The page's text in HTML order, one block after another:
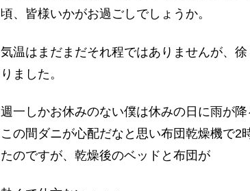
頃、皆様いかがお過ごしでしょうか。
気温はまだまだそれ程ではありませんが、
りました。
週一しかお休みのない僕は休みの日に雨が降
この間ダニが心配だなと思い布団乾燥機で2
たのですが、乾燥後のベッドと布団が